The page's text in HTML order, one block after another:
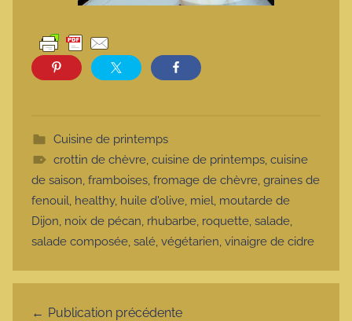
Cuisine de printemps
crottin de chèvre, cuisine de printemps, cuisine
de saison, framboises, fromage de chèvre, graines de
fenouil, healthy, huile d'olive, miel, moutarde de
Dijon, noix de pécan, rhubarbe, roquette, salade,
salade composée, salé, végétarien, vinaigre de cidre
Publication précédente